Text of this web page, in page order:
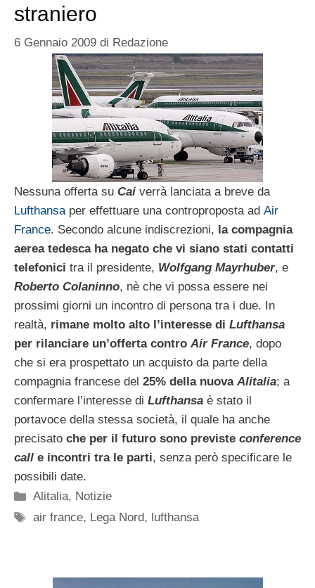
straniero
6 Gennaio 2009 di Redazione
Nessuna offerta su Cai verrà lanciata a breve da
Lufthansaper effettuare una controproposta ad Air
France. Secondo alcune indiscrezioni, la compagnia
aerea tedesca ha negato che vi siano stati contatti
telefonici tra il presidente, Wolfgang Mayrhuber, e
Roberto Colaninno, nè che vi possa essere nei
prossimi giorni un incontro di persona tra i due. In
realtà, rimane molto alto l’interesse di Lufthansa
per rilanciare un’offerta contro Air France, dopo
che si era prospettato un acquisto da parte della
compagnia francese del 25% della nuova Alitalia; a
confermare l’interesse di Lufthansa è stato il
portavoce della stessa società, il quale ha anche
precisato che per il futuro sono previste conference
call e incontri tra le parti, senza però specificare le
possibili date.
Categorie
Alitalia, Notizie
Tag
air france, Lega Nord, lufthansa